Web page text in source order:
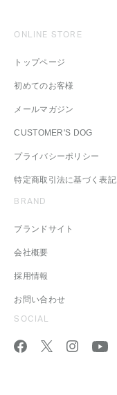
ONLINE STORE
トップページ
初めてのお客様
メールマガジン
CUSTOMER'S DOG
プライバシーポリシー
特定商取引法に基づく表記
BRAND
ブランドサイト
会社概要
採用情報
お問い合わせ
SOCIAL